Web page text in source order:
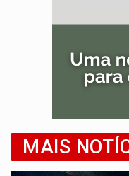
MAIS